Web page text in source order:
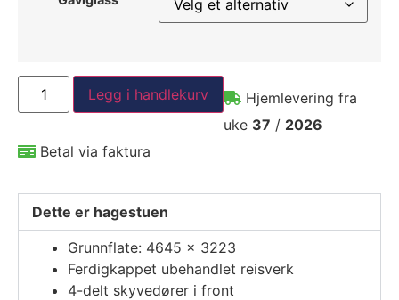
Legg i handlekurv
Hjemlevering fra
uke 37 / 2026
Betal via faktura
Dette er hagestuen
Grunnflate: 4645 x 3223
Ferdigkappet ubehandlet reisverk
4-delt skyvedører i front